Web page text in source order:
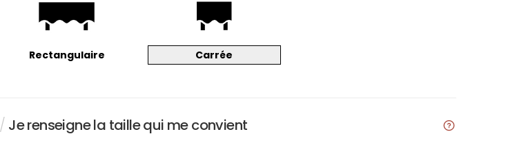
Rectangulaire Carrée
/ Je renseigne la taille qui me convient